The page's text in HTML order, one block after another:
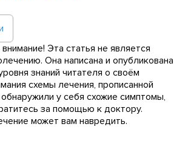
Эта статья не является
Она написана и опубликована
знаний читателя о своём
схемы лечения, прописанной
у себя схожие симптомы,
за помощью к доктору.
может вам навредить.